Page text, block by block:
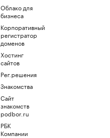
Облако для
бизнеса
Корпоративный
регистратор
доменов
Хостинг
сайтов
Рег.решения
Знакомства
Сайт
знакомств
podbor.ru
РБК
Компании